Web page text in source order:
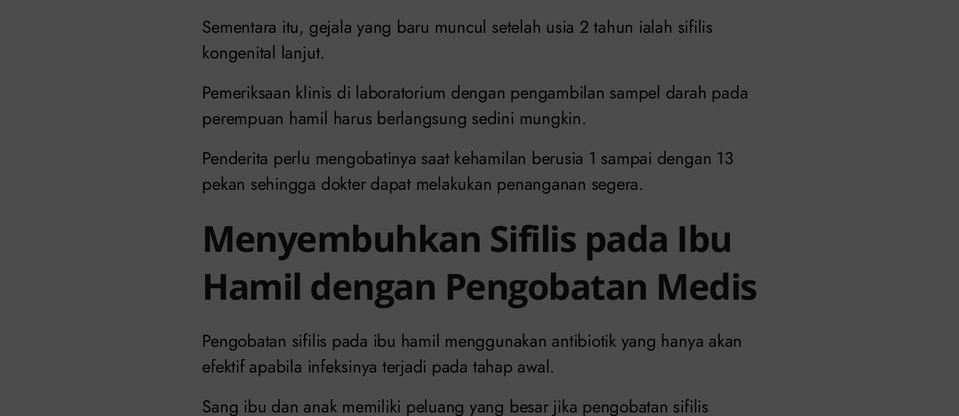
Sementara itu, gejala yang baru muncul setelah usia 2 tahun ialah sifilis
kongenital lanjut.
Pemeriksaan klinis di laboratorium dengan pengambilan sampel darah pada
perempuan hamil harus berlangsung sedini mungkin.
Penderita perlu mengobatinya saat kehamilan berusia 1 sampai dengan 13
pekan sehingga dokter dapat melakukan penanganan segera.
Menyembuhkan Sifilis pada Ibu
Hamil dengan Pengobatan Medis
Pengobatan sifilis pada ibu hamil menggunakan antibiotik yang hanya akan
efektif apabila infeksinya terjadi pada tahap awal.
Sang ibu dan anak memiliki peluang yang besar jika pengobatan sifilis